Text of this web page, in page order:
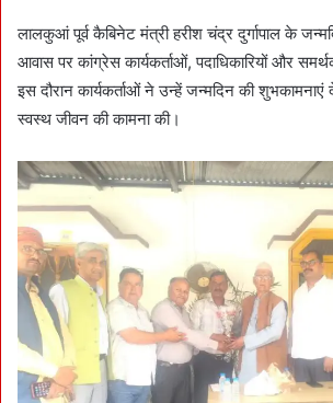
लालकुआं पूर्व कैबिनेट मंत्री हरीश चंद्र दुर्गापाल के
आवास पर कांग्रेस कार्यकर्ताओं, पदाधिकारियों और
इस दौरान कार्यकर्ताओं ने उन्हें जन्मदिन की
स्वस्थ जीवन की कामना की।